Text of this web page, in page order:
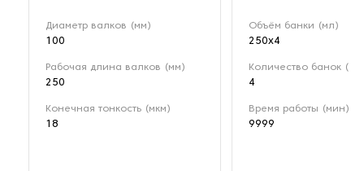
Диаметр валков (мм)
100
Рабочая длина валков (мм)
250
Конечная тонкость (мкм)
18
Объём банки (мл)
250x4
Количество банок
4
Время работы (мин)
9999